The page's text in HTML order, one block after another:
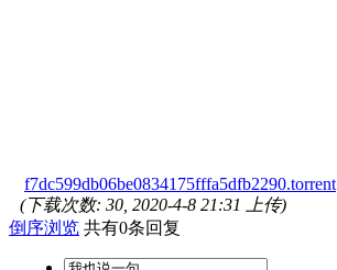
f7dc599db06be0834175fffa5dfb2290.torrent
(下载次数: 30, 2020-4-8 21:31 上传)
倒序浏览 共有0条回复